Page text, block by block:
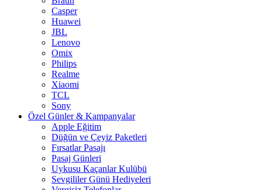
Casper
Huawei
JBL
Lenovo
Omix
Philips
Realme
Xiaomi
TCL
Sony
Özel Günler & Kampanyalar
Apple Eğitim
Düğün ve Çeyiz Paketleri
Fırsatlar Pasajı
Pasaj Günleri
Uykusu Kaçanlar Kulübü
Sevgililer Günü Hediyeleri